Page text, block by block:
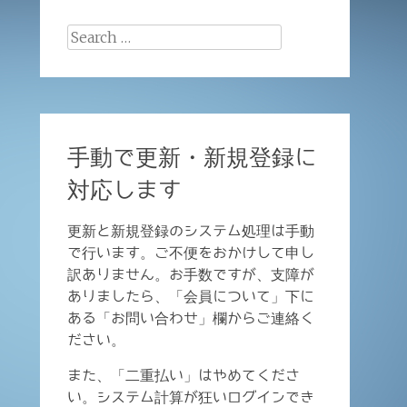
Search
手動で更新・新規登録に
対応します
更新と新規登録のシステム処理は手動
で行います。ご不便をおかけして申し
訳ありません。お手数ですが、支障が
ありましたら、「会員について」下に
ある「お問い合わせ」欄からご連絡く
ださい。
また、「二重払い」はやめてくださ
い。システム計算が狂いログインでき